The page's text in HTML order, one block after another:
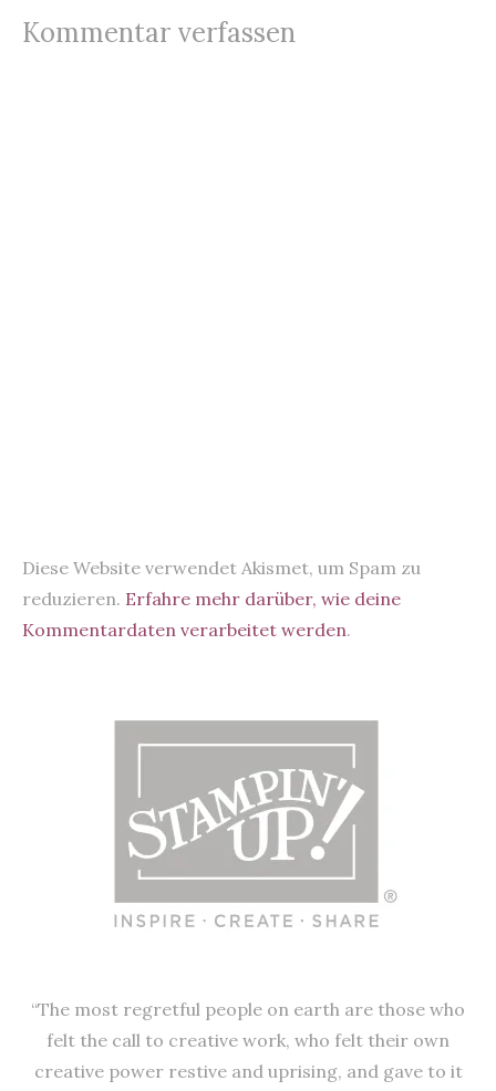
Kommentar verfassen
Diese Website verwendet Akismet, um Spam zu
reduzieren. Erfahre mehr darüber, wie deine
Kommentardaten verarbeitet werden.
“The most regretful people on earth are those who
felt the call to creative work, who felt their own
creative power restive and uprising, and gave to it